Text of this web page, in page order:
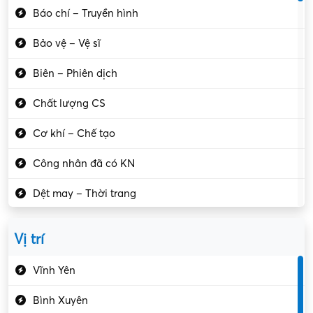
Báo chí – Truyền hình
Bảo vệ – Vệ sĩ
Biên – Phiên dịch
Chất lượng CS
Cơ khí – Chế tạo
Công nhân đã có KN
Dệt may – Thời trang
Vị trí
Vĩnh Yên
Bình Xuyên